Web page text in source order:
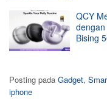
QCY
Bising
Posting pada Gadget,
iphone